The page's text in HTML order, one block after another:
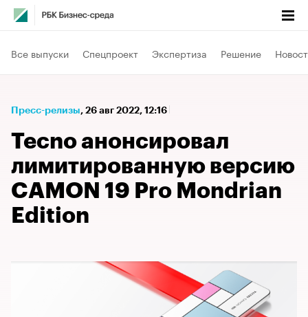
Все выпуски Спецпроект Экспертиза Решение
Пресс-релизы⁠, 26 авг 2022, 12:16
Tecno анонсировал
лимитированную версию
CAMON 19 Pro Mondrian
Edition